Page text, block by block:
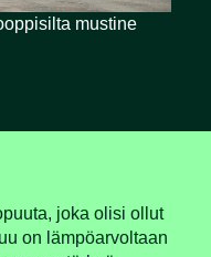
mustine
joka olisi ollut
on lämpöarvoltaan